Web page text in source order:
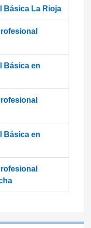
Básica La Rioja
Básica en
Básica en